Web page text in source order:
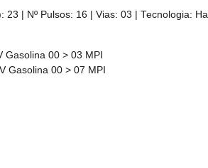
| Nº Pulsos: 16 | Vias: 03 | Tecnologia: Hall
Gasolina 00 > 03 MPI
Gasolina 00 > 07 MPI